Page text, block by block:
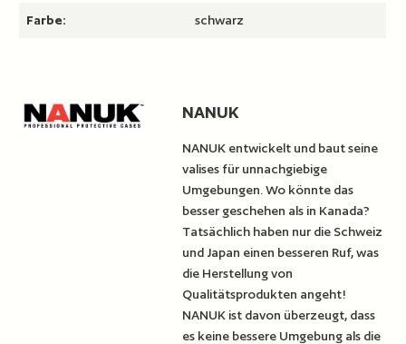
Farbe: schwarz
NANUK
NANUK entwickelt und baut seine
valises für unnachgiebige
Umgebungen. Wo könnte das
besser geschehen als in Kanada?
Tatsächlich haben nur die Schweiz
und Japan einen besseren Ruf, was
die Herstellung von
Qualitätsprodukten angeht!
NANUK ist davon überzeugt, dass
es keine bessere Umgebung als die